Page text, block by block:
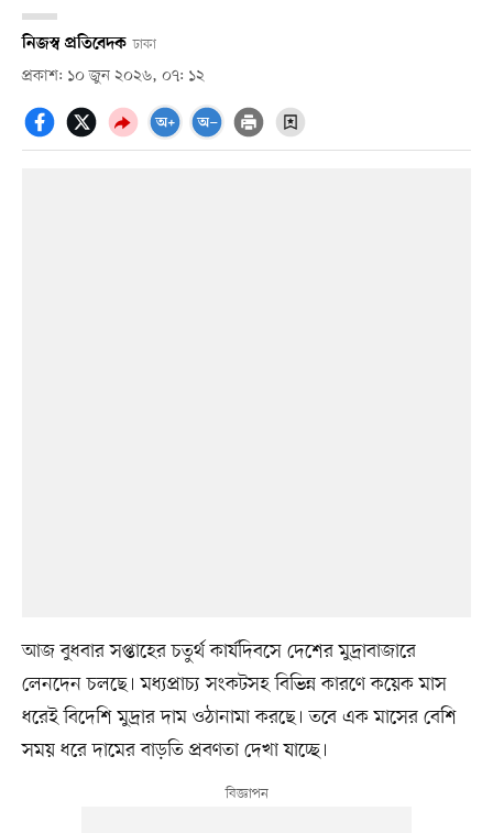
নিজস্ব প্রতিবেদক ঢাকা
প্রকাশ: ১০ জুন ২০২৬, ০৭: ১২
আজ বুধবার সপ্তাহের চতুর্থ কার্যদিবসে দেশের মুদ্রাবাজারে
লেনদেন চলছে। মধ্যপ্রাচ্য সংকটসহ বিভিন্ন কারণে কয়েক মাস
ধরেই বিদেশি মুদ্রার দাম ওঠানামা করছে। তবে এক মাসের বেশি
সময় ধরে দামের বাড়তি প্রবণতা দেখা যাচ্ছে।